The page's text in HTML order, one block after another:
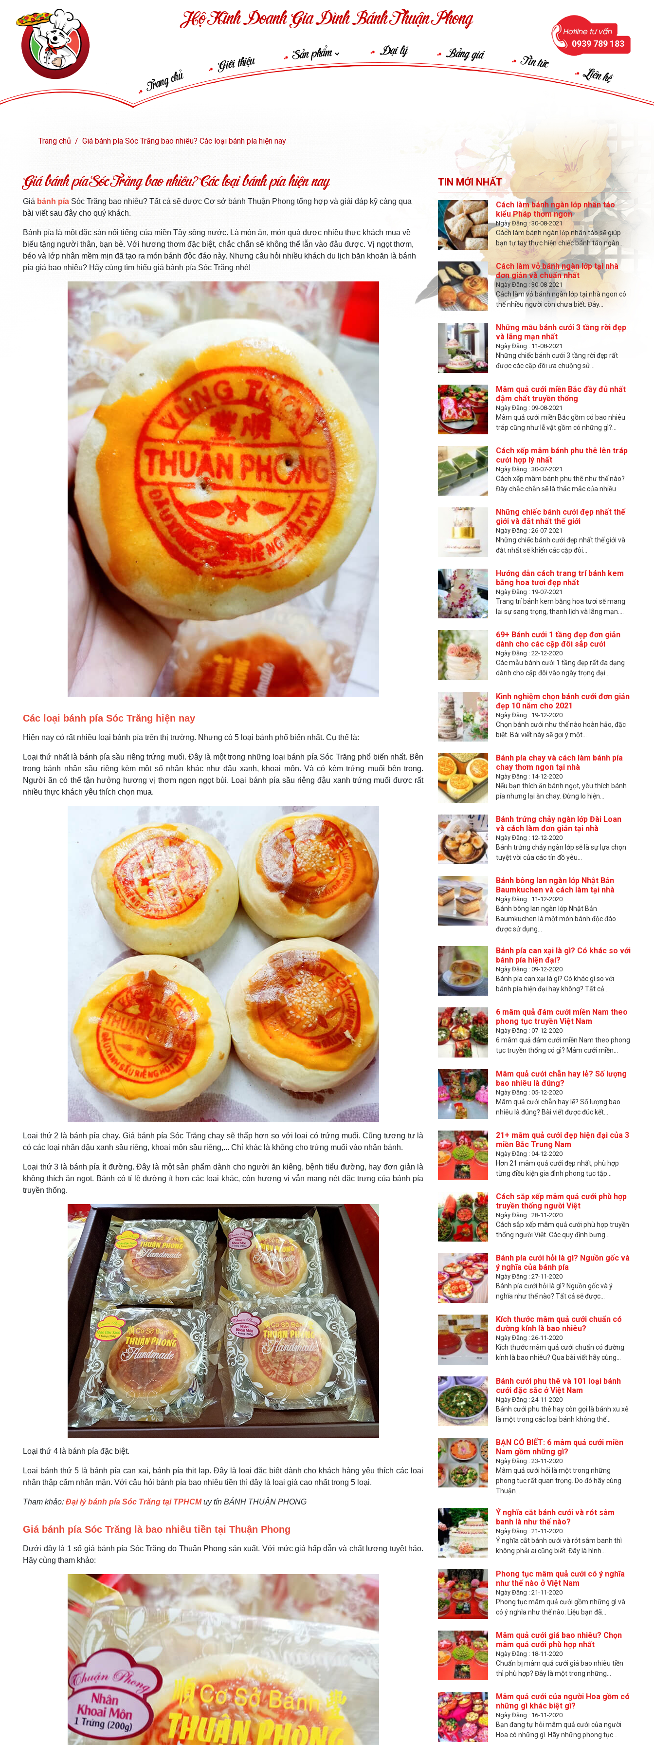
Hộ Kinh Doanh Gia Đình Bánh Thuận Phong
0939 789 183
Trang chủ
Giới thiệu
Sản phẩm Đại lý Bảng giá Tin tức
Liên hệ
Trang chủ Giá bánh pía Sóc Trăng bao nhiêu? Các loại bánh pía hiện nay
Giá bánh pía Sóc Trăng bao nhiêu? Các loại bánh pía hiện nay
Giá bánh pía Sóc Trăng bao nhiêu? Tất cả sẽ được Cơ sở bánh Thuận Phong tổng hợp và giải đáp kỹ càng qua
bài viết sau đây cho quý khách.
Bánh pía là một đặc sản nổi tiếng của miền Tây sông nước. Là món ăn, món quà được nhiều thực khách mua về
biếu tặng người thân, bạn bè. Với hương thơm đặc biệt, chắc chắn sẽ không thể lẫn vào đâu được. Vị ngọt thơm,
béo và lớp nhân mềm mịn đã tạo ra món bánh độc đáo này. Nhưng câu hỏi nhiều khách du lịch băn khoăn là bánh
pía giá bao nhiêu? Hãy cùng tìm hiểu giá bánh pía Sóc Trăng nhé!
Các loại bánh pía Sóc Trăng hiện nay
Hiện nay có rất nhiều loại bánh pía trên thị trường. Nhưng có 5 loại bánh phổ biến nhất. Cụ thể là:
Loại thứ nhất là bánh pía sầu riêng trứng muối. Đây là một trong những loại bánh pía Sóc Trăng phổ biến nhất. Bên
trong bánh nhân sầu riêng kèm một số nhân khác như đậu xanh, khoai môn. Và có kèm trứng muối bên trong.
Người ăn có thể tận hưởng hương vị thơm ngon ngọt bùi. Loại bánh pía sầu riêng đậu xanh trứng muối được rất
nhiều thực khách yêu thích chọn mua.
Loại thứ 2 là bánh pía chay. Giá bánh pía Sóc Trăng chay sẽ thấp hơn so với loại có trứng muối. Cũng tương tự là
có các loại nhân đậu xanh sầu riêng, khoai môn sầu riêng,... Chỉ khác là không cho trứng muối vào nhân bánh.
Loại thứ 3 là bánh pía ít đường. Đây là một sản phẩm dành cho người ăn kiêng, bệnh tiểu đường, hay đơn giản là
không thích ăn ngọt. Bánh có tỉ lệ đường ít hơn các loại khác, còn hương vị vẫn mang nét đặc trưng của bánh pía
truyền thống.
Loại thứ 4 là bánh pía đặc biệt.
Loại bánh thứ 5 là bánh pía can xại, bánh pía thịt lạp. Đây là loại đặc biệt dành cho khách hàng yêu thích các loại
nhân thập cẩm nhân mặn. Với câu hỏi bánh pía bao nhiêu tiền thì đây là loại giá cao nhất trong 5 loại.
Tham khảo: Đại lý bánh pía Sóc Trăng tại TPHCMuy tín BÁNH THUẬN PHONG
Giá bánh pía Sóc Trăng là bao nhiêu tiền tại Thuận Phong
Dưới đây là 1 số giá bánh pía Sóc Trăng do Thuận Phong sản xuất. Với mức giá hấp dẫn và chất lượng tuyệt hảo.
Hãy cùng tham khảo:
TIN MỚI NHẤT
Cách làm bánh ngàn lớp nhân táo
kiểu Pháp thơm ngon
Ngày Đăng : 30-08-2021
Cách làm bánh ngàn lớp nhân táo sẽ giúp
bạn tự tay thực hiện chiếc bánh táo ngàn...
Cách làm vỏ bánh ngàn lớp tại nhà
đơn giản và chuẩn nhất
Ngày Đăng : 30-08-2021
Cách làm vỏ bánh ngàn lớp tại nhà ngon có
thể nhiều người còn chưa biết. Đây...
Những mẫu bánh cưới 3 tầng rời đẹp
và lãng mạn nhất
Ngày Đăng : 11-08-2021
Những chiếc bánh cưới 3 tầng rời đẹp rất
được các cặp đôi ưa chuộng sử...
Mâm quả cưới miền Bắc đầy đủ nhất
đậm chất truyền thống
Ngày Đăng : 09-08-2021
Mâm quả cưới miền Bắc gồm có bao nhiêu
tráp cũng như lễ vật gồm có những gì?...
Cách xếp mâm bánh phu thê lên tráp
cưới hợp lý nhất
Ngày Đăng : 30-07-2021
Cách xếp mâm bánh phu thê như thế nào?
Đây chắc chắn sẽ là thắc mắc của nhiều...
Những chiếc bánh cưới đẹp nhất thế
giới và đắt nhất thế giới
Ngày Đăng : 26-07-2021
Những chiếc bánh cưới đẹp nhất thế giới và
đắt nhất sẽ khiến các cặp đôi...
Hướng dẫn cách trang trí bánh kem
bằng hoa tươi đẹp nhất
Ngày Đăng : 19-07-2021
Trang trí bánh kem bằng hoa tươi sẽ mang
lại sự sang trọng, thanh lịch và lãng mạn....
69+ Bánh cưới 1 tầng đẹp đơn giản
dành cho các cặp đôi sắp cưới
Ngày Đăng : 22-12-2020
Các mẫu bánh cưới 1 tầng đẹp rất đa dạng
dành cho cặp đôi vào ngày trọng đại...
Kinh nghiệm chọn bánh cưới đơn giản
đẹp 10 năm cho 2021
Ngày Đăng : 19-12-2020
Chọn bánh cưới như thế nào hoàn hảo, đặc
biệt. Bài viết này sẽ gợi ý một...
Bánh pía chay và cách làm bánh pía
chay thơm ngon tại nhà
Ngày Đăng : 14-12-2020
Nếu bạn thích ăn bánh ngọt, yêu thích bánh
pía nhưng lại ăn chay. Đừng lo hiện...
Bánh trứng chảy ngàn lớp Đài Loan
và cách làm đơn giản tại nhà
Ngày Đăng : 12-12-2020
Bánh trứng chảy ngàn lớp sẽ là sự lựa chọn
tuyệt vời của các tín đồ yêu...
Bánh bông lan ngàn lớp Nhật Bản
Baumkuchen và cách làm tại nhà
Ngày Đăng : 11-12-2020
Bánh bông lan ngàn lớp Nhật Bản
Baumkuchen là một món bánh độc đáo
được sử dụng...
Bánh pía can xại là gì? Có khác so với
bánh pía hiện đại?
Ngày Đăng : 09-12-2020
Bánh pía can xại là gì? Có khác gì so với
bánh pía hiện đại hay không? Tất cả...
6 mâm quả đám cưới miền Nam theo
phong tục truyền Việt Nam
Ngày Đăng : 07-12-2020
6 mâm quả đám cưới miền Nam theo phong
tục truyền thống có gì? Mâm cưới miền...
Mâm quả cưới chẵn hay lẻ? Số lượng
bao nhiêu là đúng?
Ngày Đăng : 05-12-2020
Mâm quả cưới chẵn hay lẽ? Số lượng bao
nhiêu là đúng? Bài viết được đúc kết...
21+ mâm quả cưới đẹp hiện đại của 3
miền Bắc Trung Nam
Ngày Đăng : 04-12-2020
Hơn 21 mâm quả cưới đẹp nhất, phù hợp
từng điều kiện gia đình phong tục tập...
Cách sắp xếp mâm quả cưới phù hợp
truyền thống người Việt
Ngày Đăng : 28-11-2020
Cách sắp xếp mâm quả cưới phù hợp truyền
thống người Việt. Các quy định bưng...
Bánh pía cưới hỏi là gì? Nguồn gốc và
ý nghĩa của bánh pía
Ngày Đăng : 27-11-2020
Bánh pía cưới hỏi là gì? Nguồn gốc và ý
nghĩa như thế nào? Tất cả sẽ được...
Kích thước mâm quả cưới chuẩn có
đường kính là bao nhiêu?
Ngày Đăng : 26-11-2020
Kích thước mâm quả cưới chuẩn có đường
kính là bao nhiêu? Qua bài viết hãy cùng...
Bánh cưới phu thê và 101 loại bánh
cưới đặc sắc ở Việt Nam
Ngày Đăng : 24-11-2020
Bánh cưới phu thê hay còn gọi là bánh xu xê
là một trong các loại bánh không thể...
BẠN CÓ BIẾT: 6 mâm quả cưới miền
Nam gồm những gì?
Ngày Đăng : 23-11-2020
Mâm quả cưới hỏi là một trong những
phong tục rất quan trọng. Do đó hãy cùng
Thuận...
Ý nghĩa cắt bánh cưới và rót sâm
banh là như thế nào?
Ngày Đăng : 21-11-2020
Ý nghĩa cắt bánh cưới và rót sâm banh thì
không phải ai cũng biết. Đây là hình...
Phong tục mâm quả cưới có ý nghĩa
như thế nào ở Việt Nam
Ngày Đăng : 21-11-2020
Phong tục mâm quả cưới gồm những gì và
có ý nghĩa như thế nào. Liệu bạn đã...
Mâm quả cưới giá bao nhiêu? Chọn
mâm quả cưới phù hợp nhất
Ngày Đăng : 18-11-2020
Chuẩn bị mâm quả cưới giá bao nhiêu tiền
thì phù hợp? Đây là một trong những...
Mâm quả cưới của người Hoa gồm có
những gì khác biệt gì?
Ngày Đăng : 16-11-2020
Bạn đang tự hỏi mâm quả cưới của người
Hoa có những gì. Hãy những phong tục...